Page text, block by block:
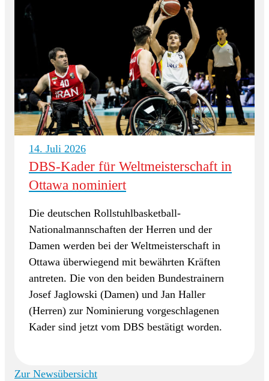
14. Juli 2026
DBS-Kader für Weltmeisterschaft in
Ottawa nominiert
Die deutschen Rollstuhlbasketball-
Nationalmannschaften der Herren und der
Damen werden bei der Weltmeisterschaft in
Ottawa überwiegend mit bewährten Kräften
antreten. Die von den beiden Bundestrainern
Josef Jaglowski (Damen) und Jan Haller
(Herren) zur Nominierung vorgeschlagenen
Kader sind jetzt vom DBS bestätigt worden.
Zur Newsübersicht